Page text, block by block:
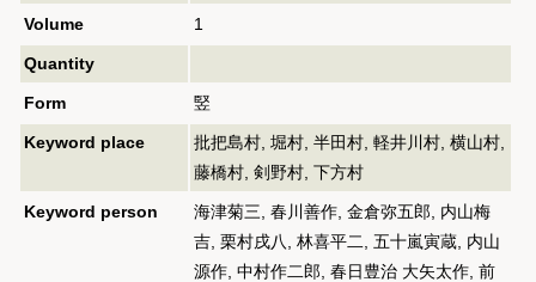
Volume 1
Quantity
Form 竪
Keyword place
批把島村, 堀村, 半田村, 軽井川村, 横山村,
藤橋村, 剣野村, 下方村
Keyword person
海津菊三, 春川善作, 金倉弥五郎, 内山梅
吉, 栗村戌八, 林喜平二, 五十嵐寅蔵, 内山
源作, 中村作二郎, 春日豊治 大矢太作, 前